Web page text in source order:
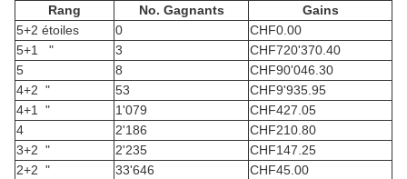
Rang
No. Gagnants
Gains
5+2 étoiles 0 CHF0.00
5+1 "
3 CHF720'370.40
5
8 CHF90'046.30
4+2 "
53 CHF9'935.95
4+1 "
1'079 CHF427.05
4
2'186 CHF210.80
3+2 "
2'235 CHF147.25
2+2 "
33'646 CHF45.00